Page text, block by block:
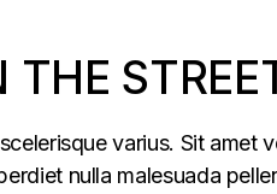
THE
varius. Sit
nulla malesuada